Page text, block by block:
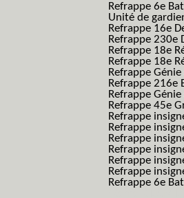
Refrappe 6e
Unité de
Refrappe 16e
Refrappe 230e
Refrappe 18e
Refrappe 18e
Refrappe
Refrappe 216e
Refrappe
Refrappe 45e
Refrappe
Refrappe
Refrappe
Refrappe
Refrappe
Refrappe
Refrappe 6e